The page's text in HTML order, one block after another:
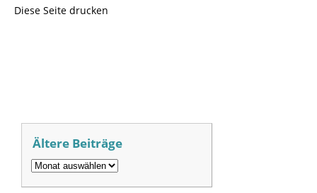
Diese Seite drucken
Ältere Beiträge